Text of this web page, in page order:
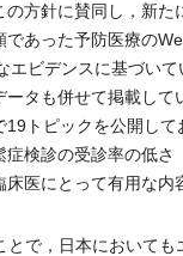
方針に賛同し，新た
あった予防医療の
エビデンスに基づい
タも併せて掲載し
19トピックを公開し
症検診の受診率の低
医にとって有用な内
で，日本において